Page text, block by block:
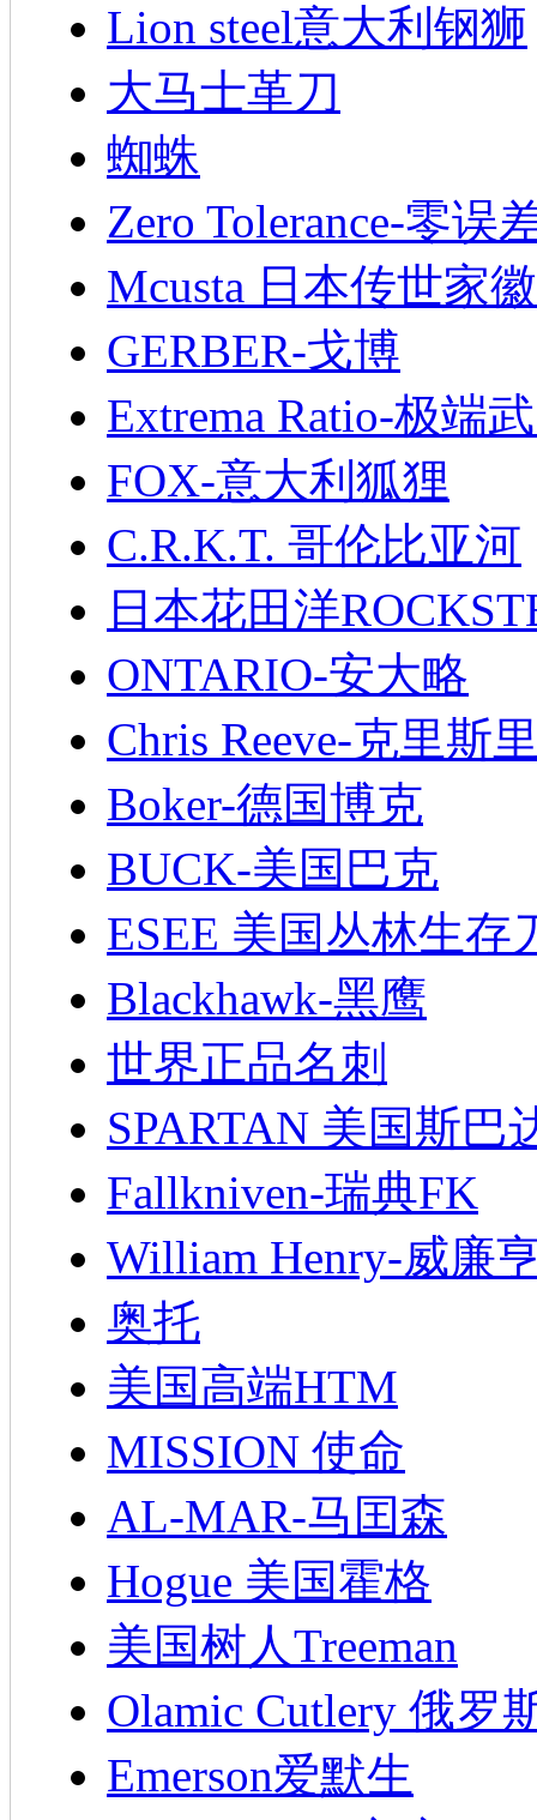
Lion steel意大利钢狮
大马士革刀
蜘蛛
Zero Tolerance-零误
Mcusta 日本传世家徽
GERBER-戈博
Extrema Ratio-极端
FOX-意大利狐狸
C.R.K.T. 哥伦比亚河
日本花田洋
ONTARIO-安大略
Chris Reeve-克里斯
Boker-德国博克
BUCK-美国巴克
ESEE 美国丛林生存
Blackhawk-黑鹰
世界正品名刺
SPARTAN 美国斯巴
Fallkniven-瑞典FK
William Henry-威廉
奥托
美国高端HTM
MISSION 使命
AL-MAR-马囯森
Hogue 美国霍格
美国树人Treeman
Olamic Cutlery 俄罗
Emerson爱默生